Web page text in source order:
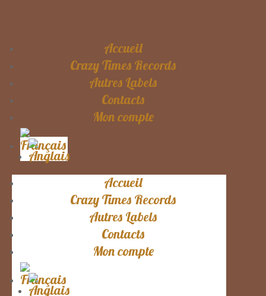
Accueil
Crazy Times Records
Autres Labels
Contacts
Mon compte
Accueil
Crazy Times Records
Autres Labels
Contacts
Mon compte